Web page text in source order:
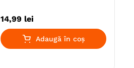
14,99 lei
Adaugă în coș